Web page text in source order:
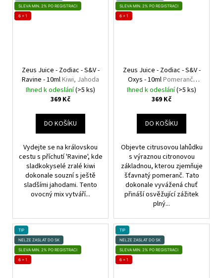
SLEVA MIN. 2% PO REGISTRACI
6 + 1
Zeus Juice - Zodiac - S&V -
Ravine - 10mlKiwi, Jahoda
Ihned k odeslání(>5 ks)
369 Kč
DO KOŠÍKU
Vydejte se na královskou
cestu s příchutí 'Ravine', kde
sladkokyselé zralé kiwi
dokonale souzní s ještě
sladšími jahodami. Tento
ovocný mix vytváří...
SLEVA MIN. 2% PO REGISTRACI
6 + 1
Zeus Juice - Zodiac - S&V -
Oxys - 10mlPomeranč,
Citrón
Ihned k odeslání(>5 ks)
369 Kč
DO KOŠÍKU
Objevte citrusovou lahůdku
s výraznou citronovou
základnou, kterou zjemňuje
šťavnatý pomeranč. Tato
dokonale vyvážená chuť
přináší osvěžující zážitek
plný...
TIP
NELZE ZASLAT DO SK
SLEVA MIN. 2% PO REGISTRACI
6 + 1
TIP
NELZE ZASLAT DO SK
SLEVA MIN. 2% PO REGISTRACI
6 + 1